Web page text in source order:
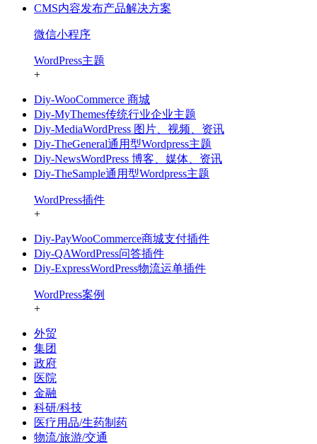
CMS内容发布产品解决方案
微信小程序
WordPress主题
+
Diy-WooCommerce 商城
Diy-MyThemes传统行业企业主题
Diy-MediaWordPress 图片、视频、资讯
Diy-TheGeneral通用型Wordpress主题
Diy-NewsWordPress 博客、媒体、资讯
Diy-TheSample通用型Wordpress主题
WordPress插件
+
Diy-PayWooCommerce商城支付插件
Diy-QAWordPress问答插件
Diy-ExpressWordPress物流运单插件
WordPress案例
+
外贸
集团
政府
医院
金融
科研/科技
医疗用品/生药制药
物流/旅游/交通